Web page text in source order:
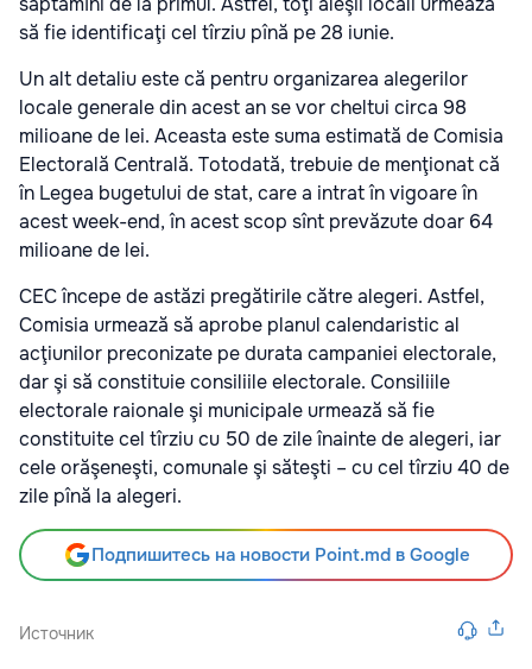
să fie identificaţi cel tîrziu pînă pe 28 iunie.
Un alt detaliu este că pentru organizarea alegerilor
locale generale din acest an se vor cheltui circa 98
milioane de lei. Aceasta este suma estimată de Comisia
Electorală Centrală. Totodată, trebuie de menţionat că
în Legea bugetului de stat, care a intrat în vigoare în
acest week-end, în acest scop sînt prevăzute doar 64
milioane de lei.
CEC începe de astăzi pregătirile către alegeri. Astfel,
Comisia urmează să aprobe planul calendaristic al
acţiunilor preconizate pe durata campaniei electorale,
dar şi să constituie consiliile electorale. Consiliile
electorale raionale şi municipale urmează să fie
constituite cel tîrziu cu 50 de zile înainte de alegeri, iar
cele orăşeneşti, comunale şi săteşti – cu cel tîrziu 40 de
zile pînă la alegeri.
Подпишитесь на новости Point.md в Google
Источник